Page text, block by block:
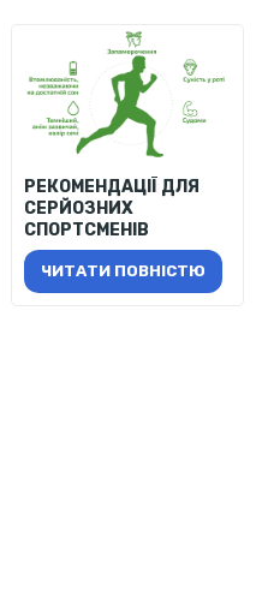
РЕКОМЕНДАЦІЇ ДЛЯ
СЕРЙОЗНИХ
СПОРТСМЕНІВ
ЧИТАТИ ПОВНІСТЮ